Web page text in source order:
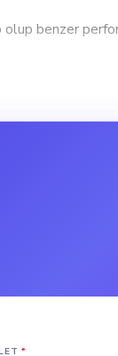
benzer
için ideal.
ani hızlanma
hız sunuyor,
*